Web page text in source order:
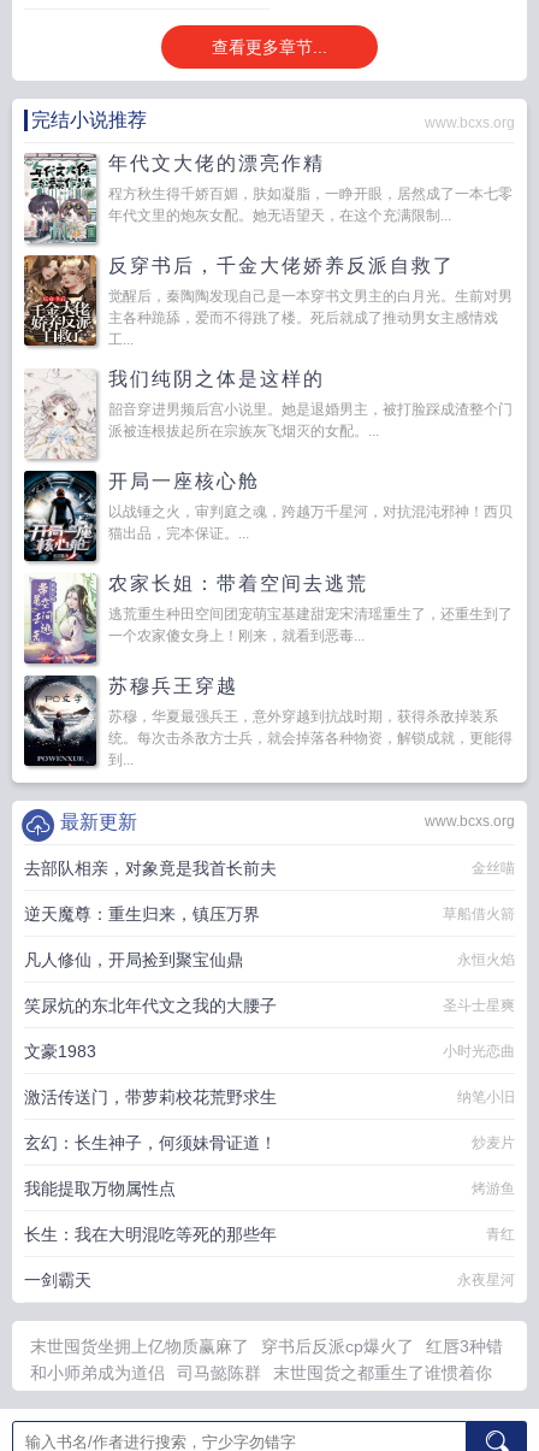
查看更多章节...
完结小说推荐 www.bcxs.org
年代文大佬的漂亮作精
程方秋生得千娇百媚，肤如凝脂，一睁开眼，居然成了一本七零
年代文里的炮灰女配。她无语望天，在这个充满限制...
反穿书后，千金大佬娇养反派自救了
觉醒后，秦陶陶发现自己是一本穿书文男主的白月光。生前对男
主各种跪舔，爱而不得跳了楼。死后就成了推动男女主感情戏
工...
我们纯阴之体是这样的
韶音穿进男频后宫小说里。她是退婚男主，被打脸踩成渣整个门
派被连根拔起所在宗族灰飞烟灭的女配。...
开局一座核心舱
以战锤之火，审判庭之魂，跨越万千星河，对抗混沌邪神！西贝
猫出品，完本保证。...
农家长姐：带着空间去逃荒
逃荒重生种田空间团宠萌宝基建甜宠宋清瑶重生了，还重生到了
一个农家傻女身上！刚来，就看到恶毒...
苏穆兵王穿越
苏穆，华夏最强兵王，意外穿越到抗战时期，获得杀敌掉装系
统。每次击杀敌方士兵，就会掉落各种物资，解锁成就，更能得
到...
www.bcxs.org
最新更新
去部队相亲，对象竟是我首长前夫 金丝喵
逆天魔尊：重生归来，镇压万界 草船借火箭
凡人修仙，开局捡到聚宝仙鼎 永恒火焰
笑尿炕的东北年代文之我的大腰子 圣斗士星爽
文豪1983 小时光恋曲
激活传送门，带萝莉校花荒野求生 纳笔小旧
玄幻：长生神子，何须妹骨证道！ 炒麦片
我能提取万物属性点 烤游鱼
长生：我在大明混吃等死的那些年 青红
一剑霸天 永夜星河
末世囤货坐拥上亿物质赢麻了 穿书后反派cp爆火了
红唇3种错
和小师弟成为道侣
司马懿陈群
末世囤货之都重生了谁惯着你
追女主追反派洛
歌词 红唇 强取豪夺意思
我在明末有空间全文